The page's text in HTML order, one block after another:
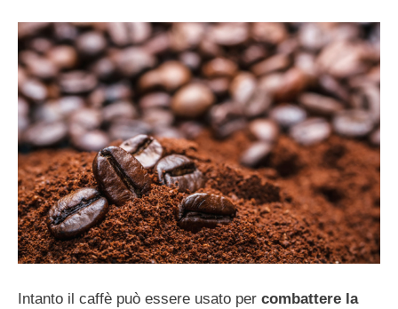
Intanto il caffè può essere usato per combattere la